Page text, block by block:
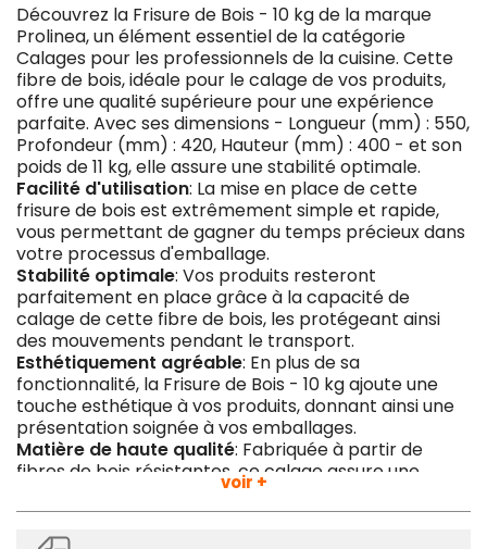
Découvrez la Frisure de Bois - 10 kg de la marque
Prolinea, un élément essentiel de la catégorie
Calages pour les professionnels de la cuisine. Cette
fibre de bois, idéale pour le calage de vos produits,
offre une qualité supérieure pour une expérience
parfaite. Avec ses dimensions - Longueur (mm) : 550,
Profondeur (mm) : 420, Hauteur (mm) : 400 - et son
poids de 11 kg, elle assure une stabilité optimale.
Facilité d'utilisation: La mise en place de cette
frisure de bois est extrêmement simple et rapide,
vous permettant de gagner du temps précieux dans
votre processus d'emballage.
Stabilité optimale: Vos produits resteront
parfaitement en place grâce à la capacité de
calage de cette fibre de bois, les protégeant ainsi
des mouvements pendant le transport.
Esthétiquement agréable: En plus de sa
fonctionnalité, la Frisure de Bois - 10 kg ajoute une
touche esthétique à vos produits, donnant ainsi une
présentation soignée à vos emballages.
Matière de haute qualité: Fabriquée à partir de
fibres de bois résistantes, ce calage assure une
durabilité optimale pour une utilisation à long terme.
Compatibilité universelle: Que vous expédiez des
ustensiles de cuisine, des appareils électroménagers
voir +